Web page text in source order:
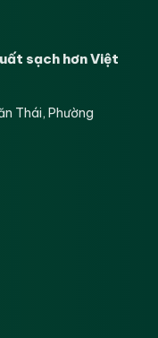
sạch hơn Việt
Thái, Phường